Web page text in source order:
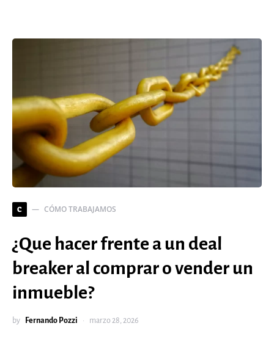
C CÓMO TRABAJAMOS
¿Que hacer frente a un deal
breaker al comprar o vender un
inmueble?
by Fernando Pozzi marzo 28, 2026